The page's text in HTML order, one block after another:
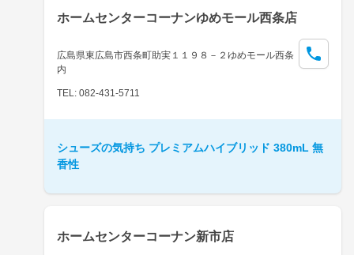
ホームセンターコーナンゆめモール西条店
広島県東広島市西条町助実１１９８－２ゆめモール西条
内
TEL: 082-431-5711
シューズの気持ち プレミアムハイブリッド 380mL 無
香性
ホームセンターコーナン新市店